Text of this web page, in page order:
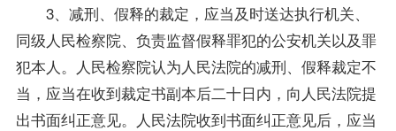
3、减刑、假释的裁定，应当及时送达执行机关、
同级人民检察院、负责监督假释罪犯的公安机关以及罪
犯本人。人民检察院认为人民法院的减刑、假释裁定不
当，应当在收到裁定书副本后二十日内，向人民法院提
出书面纠正意见。人民法院收到书面纠正意见后，应当